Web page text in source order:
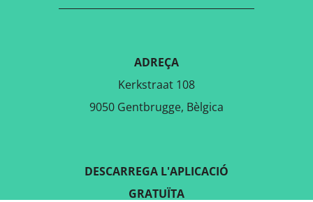
ADREÇA
Kerkstraat 108
9050 Gentbrugge, Bèlgica
DESCARREGA L'APLICACIÓ
GRATUÏTA